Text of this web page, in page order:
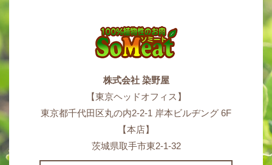
株式会社 染野屋
【東京ヘッドオフィス】
東京都千代田区丸の内2-2-1 岸本ビルヂング 6F
【本店】
茨城県取手市東2-1-32